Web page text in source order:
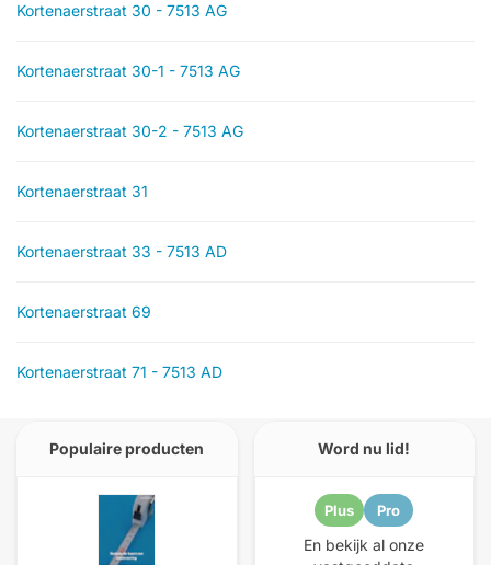
Kortenaerstraat 30 - 7513 AG
Kortenaerstraat 30-1 - 7513 AG
Kortenaerstraat 30-2 - 7513 AG
Kortenaerstraat 31
Kortenaerstraat 33 - 7513 AD
Kortenaerstraat 69
Kortenaerstraat 71 - 7513 AD
Populaire producten Word nu lid!
Plus Pro
En bekijk al onze